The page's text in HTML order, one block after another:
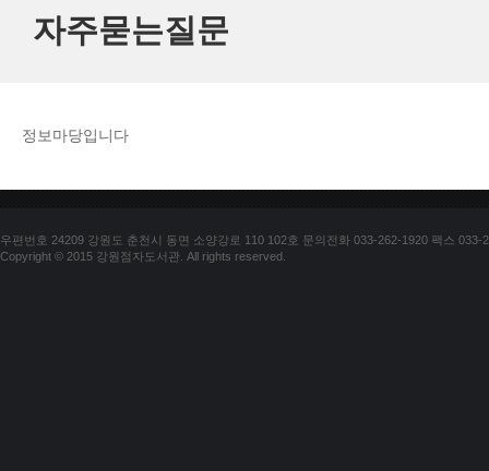
자주묻는질문
정보마당입니다
우편번호 24209 강원도 춘천시 동면 소양강로 110 102호 문의전화 033-262-1920 팩스 033-
Copyright © 2015 강원점자도서관. All rights reserved.